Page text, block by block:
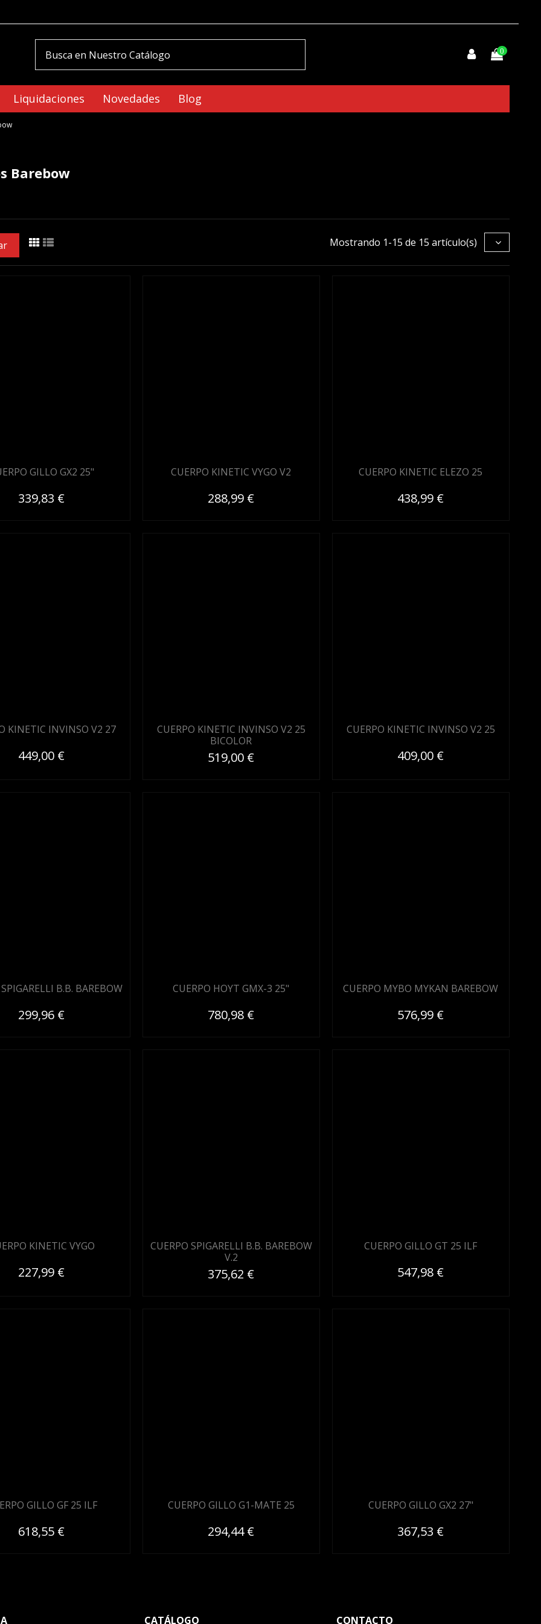
0
Liquidaciones Novedades Blog
Barebow
Mostrando 1-15 de 15 artículo(s)
GILLO GX2 25"
339,83 €
CUERPO KINETIC VYGO V2
288,99 €
CUERPO KINETIC ELEZO 25
438,99 €
KINETIC INVINSO V2 27
449,00 €
CUERPO KINETIC INVINSO V2 25
BICOLOR
519,00 €
CUERPO KINETIC INVINSO V2 25
409,00 €
B.B. BAREBOW
299,96 €
CUERPO HOYT GMX-3 25"
780,98 €
CUERPO MYBO MYKAN BAREBOW
576,99 €
KINETIC VYGO
227,99 €
CUERPO SPIGARELLI B.B. BAREBOW
V.2
375,62 €
CUERPO GILLO GT 25 ILF
547,98 €
GILLO GF 25 ILF
618,55 €
CUERPO GILLO G1-MATE 25
294,44 €
CUERPO GILLO GX2 27"
367,53 €
CATÁLOGO CONTACTO